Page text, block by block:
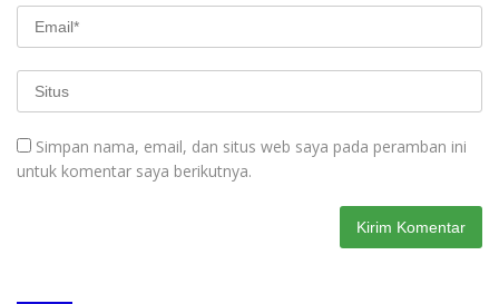
Simpan nama, email, dan situs web saya pada peramban ini
untuk komentar saya berikutnya.